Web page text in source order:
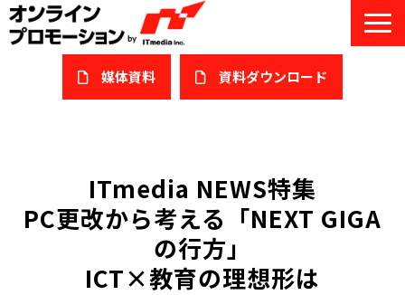
媒体資料 ​資料ダウンロード
私たちについて
サービスガイド/お役立ち資料
課題/ターゲット別で探す
ITmedia NEWS特集
PC更改から考える「NEXT GIGA
の行方」
ICT×教育の理想形は